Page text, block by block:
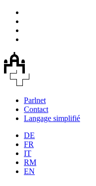
Parlnet
Contact
Langage simplifié
DE
FR
IT
RM
EN